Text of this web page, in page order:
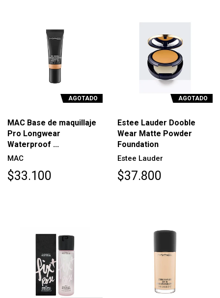
AGOTADO
MAC Base de maquillaje
Pro Longwear
Waterproof ...
MAC
$33.100
AGOTADO
Estee Lauder Dooble
Wear Matte Powder
Foundation
Estee Lauder
$37.800